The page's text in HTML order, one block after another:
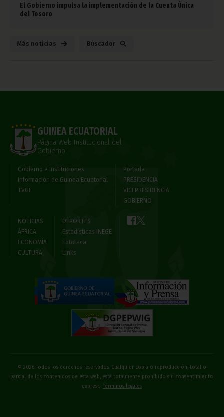
El Gobierno impulsa la implementación de la Cuenta Única
del Tesoro
Más noticias Búscador
GUINEA ECUATORIAL
Página Web Institucional del
Gobierno
Gobierno e Instituciones
Información de Guinea Ecuatorial
TVGE
Portada
PRESIDENCIA
VICEPRESIDENCIA
GOBIERNO
NOTICIAS
ÁFRICA
ECONOMÍA
CULTURA
DEPORTES
Estadísticas INEGE
Fototeca
Links
© 2026 Todos los derechos reservados. Cualquier copia o reproducción, total o
parcial de los contenidos de esta web, está totalmente prohibido sin consentimiento
expreso Términos legales